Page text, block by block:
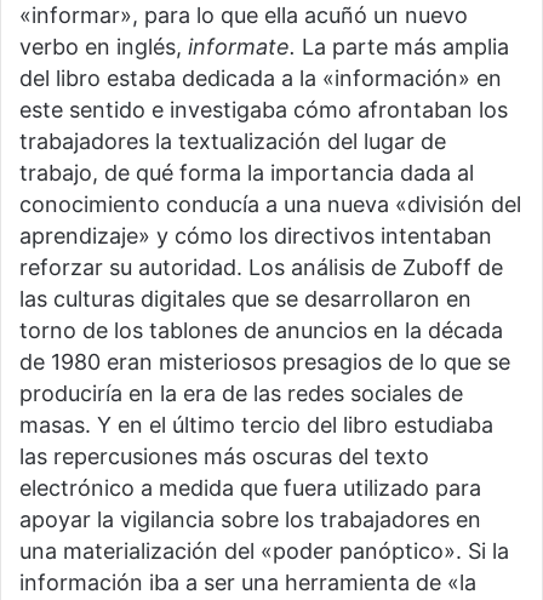
«informar», para lo que ella acuñó un nuevo
verbo en inglés, informate. La parte más amplia
del libro estaba dedicada a la «información» en
este sentido e investigaba cómo afrontaban los
trabajadores la textualización del lugar de
trabajo, de qué forma la importancia dada al
conocimiento conducía a una nueva «división del
aprendizaje» y cómo los directivos intentaban
reforzar su autoridad. Los análisis de Zuboff de
las culturas digitales que se desarrollaron en
torno de los tablones de anuncios en la década
de 1980 eran misteriosos presagios de lo que se
produciría en la era de las redes sociales de
masas. Y en el último tercio del libro estudiaba
las repercusiones más oscuras del texto
electrónico a medida que fuera utilizado para
apoyar la vigilancia sobre los trabajadores en
una materialización del «poder panóptico». Si la
información iba a ser una herramienta de «la